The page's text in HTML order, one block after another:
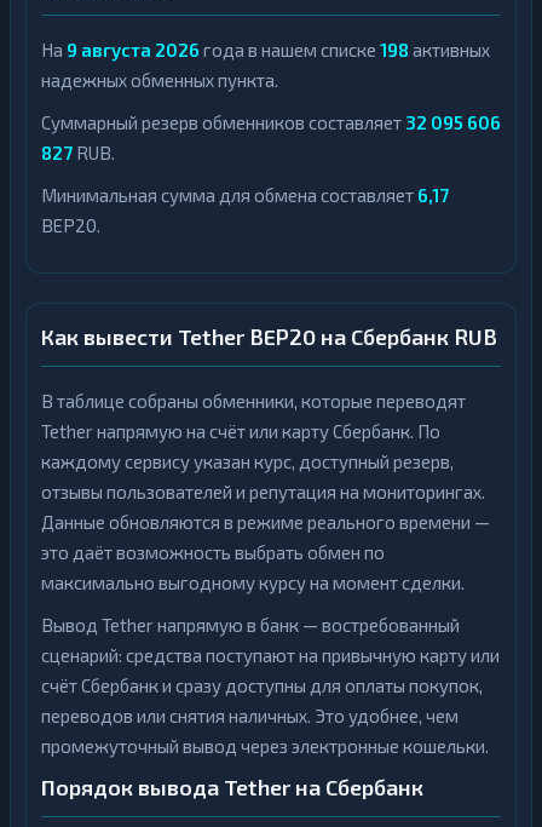
На 9 августа 2026 года в нашем списке 198 активных
надежных обменных пункта.
Суммарный резерв обменников составляет 32 095 606
827 RUB.
Минимальная сумма для обмена составляет 6,17
BEP20.
Как вывести Tether BEP20 на Сбербанк RUB
В таблице собраны обменники, которые переводят
Tether напрямую на счёт или карту Сбербанк. По
каждому сервису указан курс, доступный резерв,
отзывы пользователей и репутация на мониторингах.
Данные обновляются в режиме реального времени —
это даёт возможность выбрать обмен по
максимально выгодному курсу на момент сделки.
Вывод Tether напрямую в банк — востребованный
сценарий: средства поступают на привычную карту или
счёт Сбербанк и сразу доступны для оплаты покупок,
переводов или снятия наличных. Это удобнее, чем
промежуточный вывод через электронные кошельки.
Порядок вывода Tether на Сбербанк